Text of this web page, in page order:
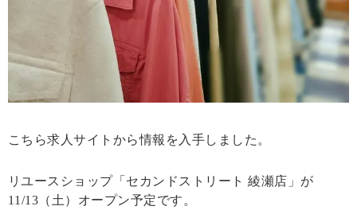
こちら求人サイトから情報を入手しました。
リユースショップ「セカンドストリート 綾瀬店」が
11/13（土）オープン予定です。